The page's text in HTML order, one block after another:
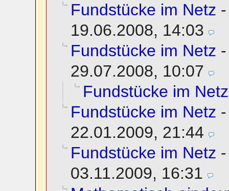
Fundstücke im Netz
19.06.2008, 14:03
Fundstücke im Netz
29.07.2008, 10:07
Fundstücke im Netz
Fundstücke im Netz
22.01.2009, 21:44
Fundstücke im Netz
03.11.2009, 16:31